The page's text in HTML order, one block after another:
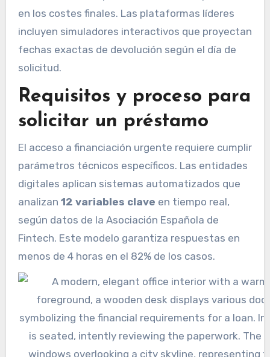
en los costes finales. Las plataformas líderes
incluyen simuladores interactivos que proyectan
fechas exactas de devolución según el día de
solicitud.
Requisitos y proceso para
solicitar un préstamo
El acceso a financiación urgente requiere cumplir
parámetros técnicos específicos. Las entidades
digitales aplican sistemas automatizados que
analizan 12 variables clave en tiempo real,
según datos de la Asociación Española de
Fintech. Este modelo garantiza respuestas en
menos de 4 horas en el 82% de los casos.